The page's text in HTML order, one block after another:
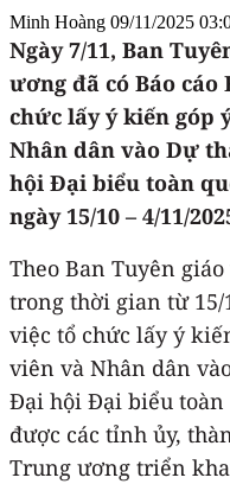
Minh Hoàng 09/11/2025
Ngày 7/11, Ban
ương đã có Báo
chức lấy ý kiến góp
Nhân dân vào Dự
hội Đại biểu toàn
ngày 15/10 – 4/11/
Theo Ban Tuyên
trong thời gian từ 15/
việc tổ chức lấy ý
viên và Nhân dân
Đại hội Đại biểu toàn
được các tỉnh ủy,
Trung ương triển